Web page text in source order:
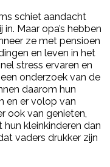
schiet aandacht
Maar opa’s hebben
ze met pensioen
en leven in het
stress ervaren en
onderzoek van de
daarom hun
en er volop van
ook van genieten,
kleinkinderen dan
vaders drukker zijn